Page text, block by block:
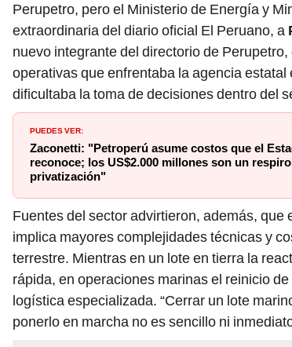
Perupetro, pero el Ministerio de Energía y
extraordinaria del diario oficial El Peruano, a
nuevo integrante del directorio de
operativas que enfrentaba la agencia
dificultaba la toma de decisiones dentro del
PUEDES VER:
Zaconetti: "Petroperú asume costos que el
reconoce; los US$2.000 millones son un
privatización"
Fuentes del sector advirtieron, además, que
implica mayores complejidades técnicas y
terrestre. Mientras en un lote en tierra la
rápida, en operaciones marinas el reinicio
logística especializada. “Cerrar un lote
ponerlo en marcha no es sencillo ni